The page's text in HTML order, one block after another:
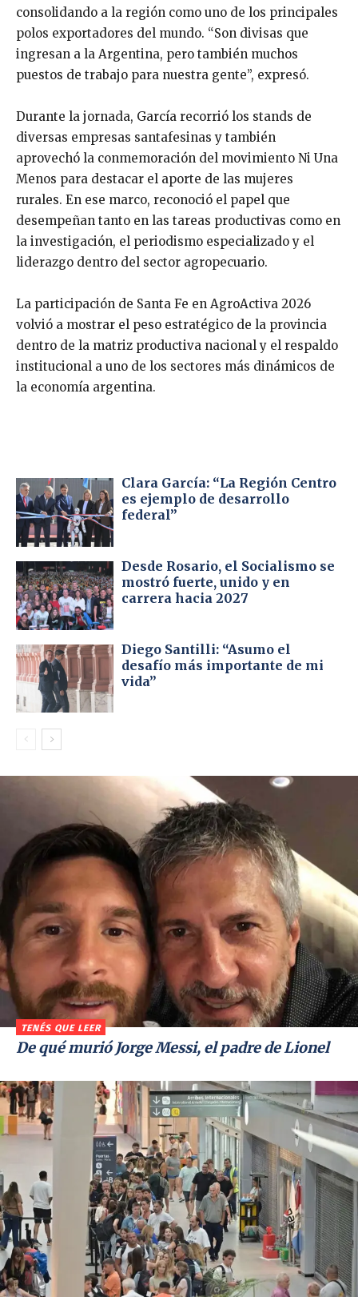
consolidando a la región como uno de los principales
polos exportadores del mundo. “Son divisas que
ingresan a la Argentina, pero también muchos
puestos de trabajo para nuestra gente”, expresó.
Durante la jornada, García recorrió los stands de
diversas empresas santafesinas y también
aprovechó la conmemoración del movimiento Ni Una
Menos para destacar el aporte de las mujeres
rurales. En ese marco, reconoció el papel que
desempeñan tanto en las tareas productivas como en
la investigación, el periodismo especializado y el
liderazgo dentro del sector agropecuario.
La participación de Santa Fe en AgroActiva 2026
volvió a mostrar el peso estratégico de la provincia
dentro de la matriz productiva nacional y el respaldo
institucional a uno de los sectores más dinámicos de
la economía argentina.
Clara García: “La Región Centro
es ejemplo de desarrollo
federal”
Desde Rosario, el Socialismo se
mostró fuerte, unido y en
carrera hacia 2027
Diego Santilli: “Asumo el
desafío más importante de mi
vida”
TENÉS QUE LEER
De qué murió Jorge Messi, el padre de Lionel